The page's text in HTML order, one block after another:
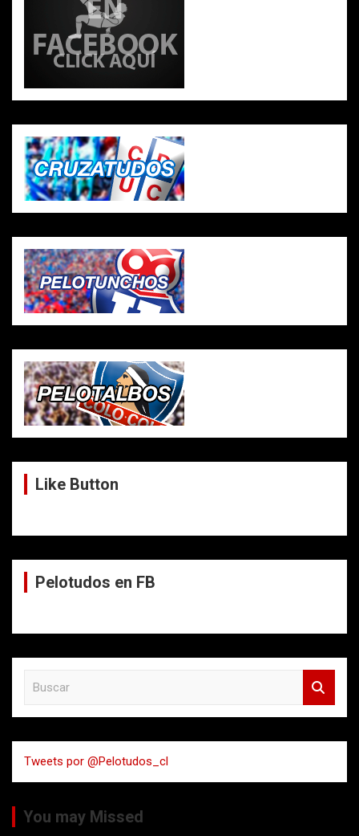
Like Button
Pelotudos en FB
a
rTweets por @Pelotudos_cl
You may Missed